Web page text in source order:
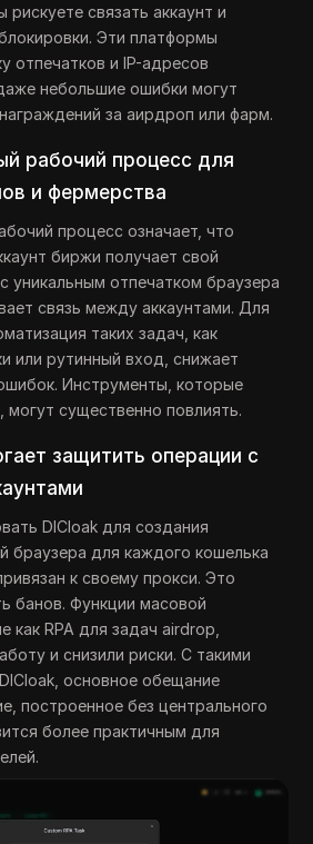
рискуете связать аккаунт и
Эти платформы
отпечатков и IP-адресов
небольшие ошибки могут
за аирдроп или фарм.
рабочий процесс для
и фермерства
процесс означает, что
биржи получает свой
уникальным отпечатком браузера
связь между аккаунтами. Для
таких задач, как
или рутинный вход, снижает
Инструменты, которые
существенно повлиять.
защитить операции с
DICloak для создания
браузера для каждого кошелька
к своему прокси. Это
банов. Функции масовой
как RPA для задач airdrop,
и снизили риски. С такими
основное обещание
построенное без центрального
более практичным для